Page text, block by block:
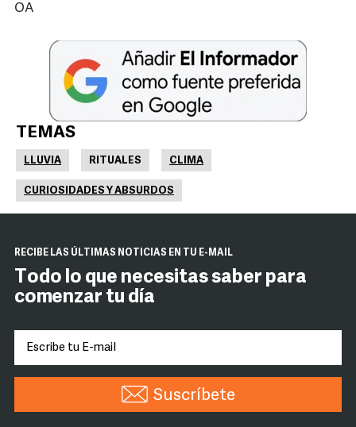
OA
TEMAS
LLUVIA RITUALES CLIMA
CURIOSIDADES Y ABSURDOS
RECIBE LAS ÚLTIMAS NOTICIAS EN TU E-MAIL
Todo lo que necesitas saber para
comenzar tu día
Suscríbete